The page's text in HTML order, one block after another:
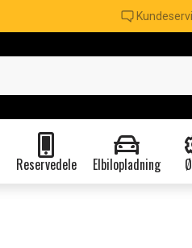
Reservedele Elbilopladning